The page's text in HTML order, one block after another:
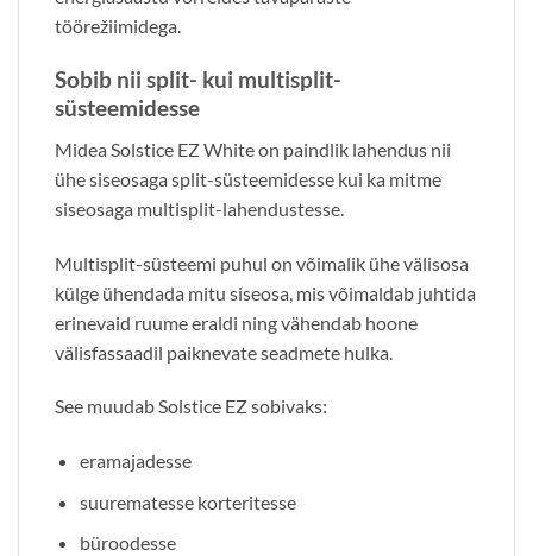
töörežiimidega.
Sobib nii split- kui multisplit-
süsteemidesse
Midea Solstice EZ White on paindlik lahendus nii
ühe siseosaga split-süsteemidesse kui ka mitme
siseosaga multisplit-lahendustesse.
Multisplit-süsteemi puhul on võimalik ühe välisosa
külge ühendada mitu siseosa, mis võimaldab juhtida
erinevaid ruume eraldi ning vähendab hoone
välisfassaadil paiknevate seadmete hulka.
See muudab Solstice EZ sobivaks:
eramajadesse
suurematesse korteritesse
büroodesse